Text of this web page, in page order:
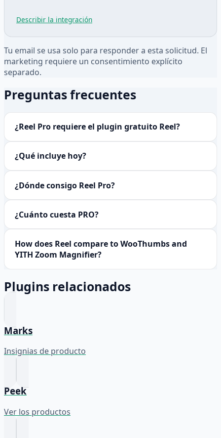
Describir la integración
Tu email se usa solo para responder a esta solicitud. El
marketing requiere un consentimiento explícito
separado.
Preguntas frecuentes
¿Reel Pro requiere el plugin gratuito Reel?
¿Qué incluye hoy?
¿Dónde consigo Reel Pro?
¿Cuánto cuesta PRO?
How does Reel compare to WooThumbs and
YITH Zoom Magnifier?
Plugins relacionados
Marks
Insignias de producto
Peek
Ver los productos